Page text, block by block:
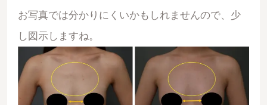
お写真では分かりにくいかもしれませんので、少
し図示しますね。